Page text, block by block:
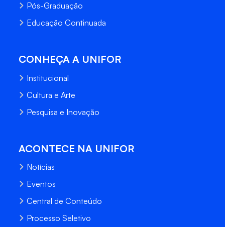
Pós-Graduação
Educação Continuada
CONHEÇA A UNIFOR
Institucional
Cultura e Arte
Pesquisa e Inovação
ACONTECE NA UNIFOR
Notícias
Eventos
Central de Conteúdo
Processo Seletivo